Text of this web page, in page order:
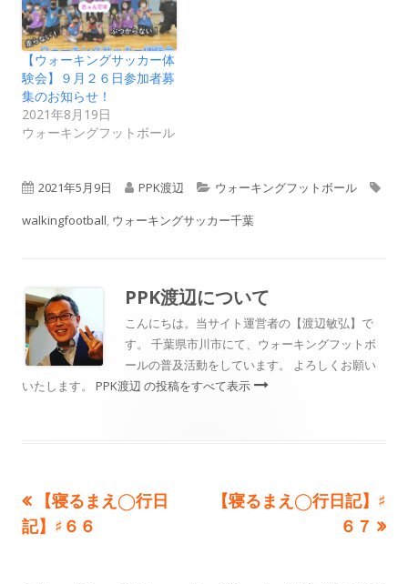
【ウォーキングサッカー体
験会】９月２６日参加者募
集のお知らせ！
2021年8月19日
ウォーキングフットボール
公
開
2021年5月9日
作
成
PPK渡辺
カ
テ
ー
ウォーキングフットボール
walkingfootball, ウォーキングサッカー千葉
PPK渡辺について
こんにちは。当サイト運営者の【渡辺敏弘】で
す。 千葉県市川市にて、ウォーキングフットボ
ールの普及活動をしています。 よろしくお願い
いたします。 PPK渡辺 の投稿をすべて表示
投
前
の
【寝るまえ◯行日
記】♯６６
次
【寝るまえ◯行日記】♯
６７